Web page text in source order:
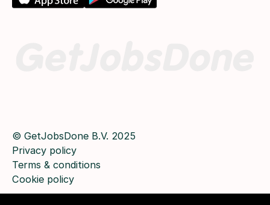
© GetJobsDone B.V. 2025
Privacy policy
Terms & conditions
Cookie policy